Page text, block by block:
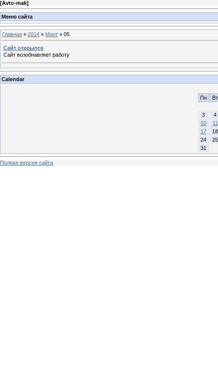
[Avto-mak]
Меню сайта
Главная » 2014 » Март » 05
Сайт открылся
Сайт возобнавляет работу
Calendar
Пн Вт
3
4
10
11
17
18
24
25
31
Полная версия сайта